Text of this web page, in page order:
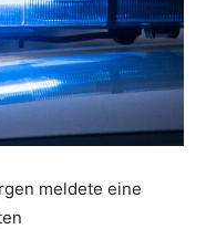
meldete eine